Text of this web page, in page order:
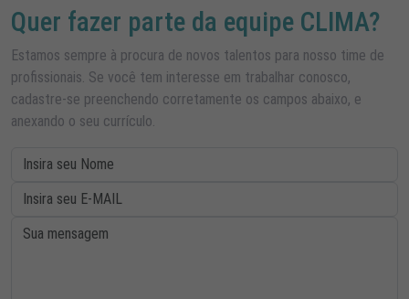
Quer fazer parte da equipe CLIMA?
Estamos sempre à procura de novos talentos para nosso time de
profissionais. Se você tem interesse em trabalhar conosco,
cadastre-se preenchendo corretamente os campos abaixo, e
anexando o seu currículo.